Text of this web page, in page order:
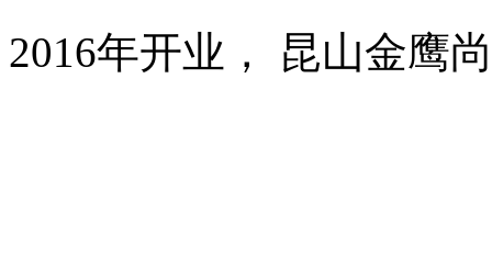
2016年开业， 昆山金